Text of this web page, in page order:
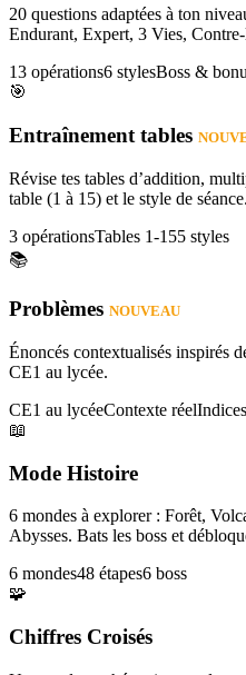
20 questions adaptées à ton
Endurant, Expert, 3 Vies,
13 opérations6 stylesBoss &
🎯
Entraînement tables
Révise tes tables d’addition,
table (1 à 15) et le style de séance.
3 opérationsTables 1-155 styles
📚
Problèmes NOUVEAU
Énoncés contextualisés inspirés
CE1 au lycée.
CE1 au lycéeContexte réelIndices
📖
Mode Histoire
6 mondes à explorer : Forêt,
Abysses. Bats les boss et
6 mondes48 étapes6 boss
🧩
Chiffres Croisés